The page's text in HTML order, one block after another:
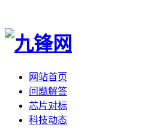
网站首页
问题解答
芯片对标
科技动态